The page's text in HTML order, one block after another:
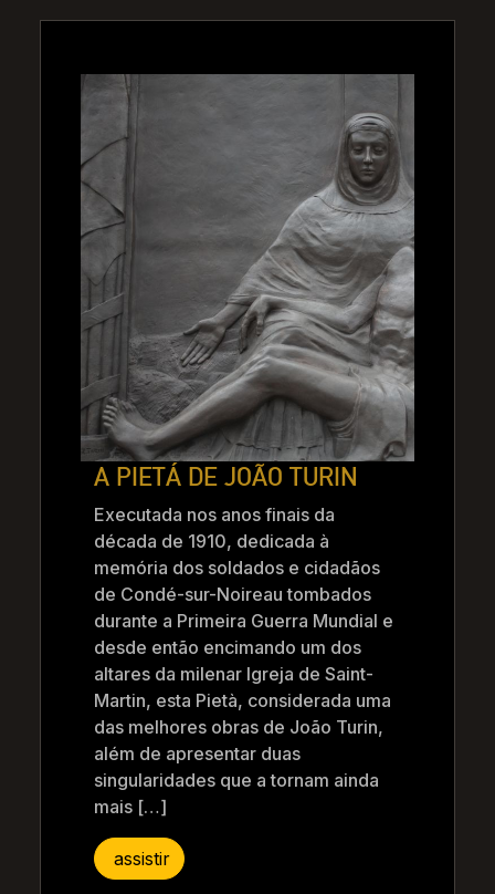
A PIETÁ DE JOÃO TURIN
Executada nos anos finais da
década de 1910, dedicada à
memória dos soldados e cidadãos
de Condé-sur-Noireau tombados
durante a Primeira Guerra Mundial e
desde então encimando um dos
altares da milenar Igreja de Saint-
Martin, esta Pietà, considerada uma
das melhores obras de João Turin,
além de apresentar duas
singularidades que a tornam ainda
mais […]
assistir